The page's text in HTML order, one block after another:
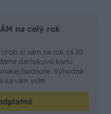
na celý rok
si sám na rok za 20
darčekovú kartu
hodnote. Výhodná
sa vám vráti.